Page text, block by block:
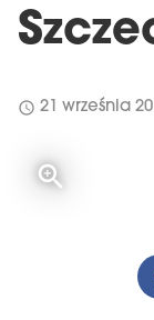
schedule 21 września